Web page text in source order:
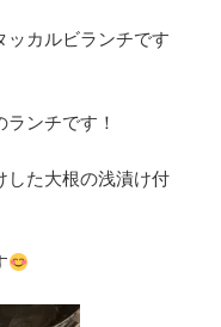
ッカルビランチです
ンチです！
した大根の浅漬け付